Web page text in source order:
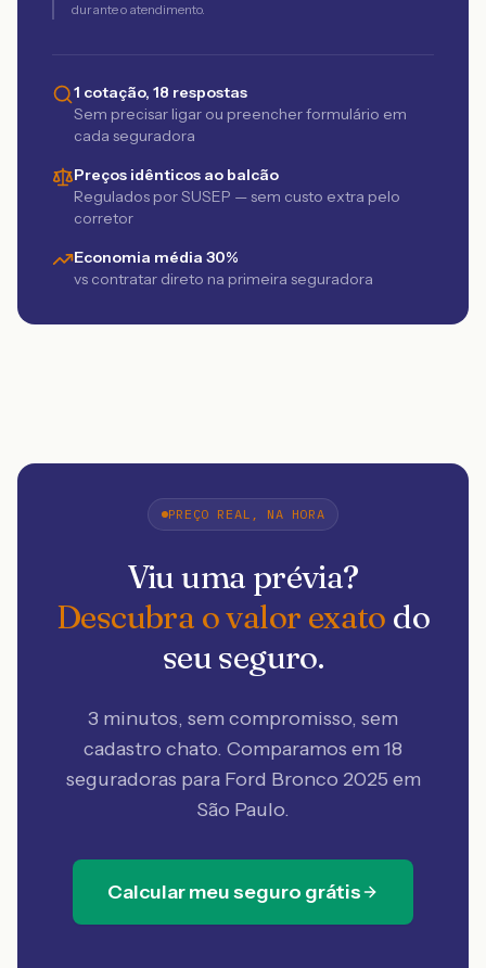
durante o atendimento.
1 cotação, 18 respostas
Sem precisar ligar ou preencher formulário em
cada seguradora
Preços idênticos ao balcão
Regulados por SUSEP — sem custo extra pelo
corretor
Economia média 30%
vs contratar direto na primeira seguradora
PREÇO REAL, NA HORA
Viu uma prévia?
Descubra o valor exato do
seu seguro.
3 minutos, sem compromisso, sem
cadastro chato. Comparamos em 18
seguradoras para Ford Bronco 2025 em
São Paulo.
Calcular meu seguro grátis